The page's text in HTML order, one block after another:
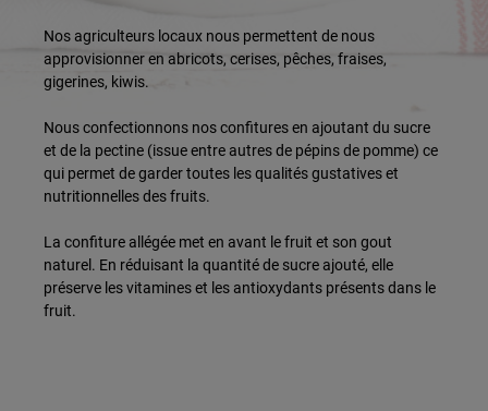
Nos agriculteurs locaux nous permettent de nous
approvisionner en abricots, cerises, pêches, fraises,
gigerines, kiwis.
Nous confectionnons nos confitures en ajoutant du sucre
et de la pectine (issue entre autres de pépins de pomme) ce
qui permet de garder toutes les qualités gustatives et
nutritionnelles des fruits.
La confiture allégée met en avant le fruit et son gout
naturel. En réduisant la quantité de sucre ajouté, elle
préserve les vitamines et les antioxydants présents dans le
fruit.